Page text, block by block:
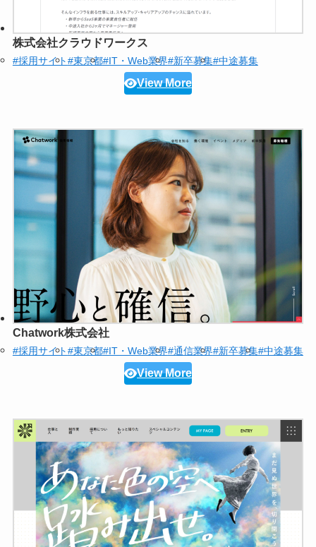
株式会社クラウドワークス
#採用サイト#東京都#IT・Web業界#新卒募集#中途募集
View More
Chatwork株式会社
#採用サイト#東京都#IT・Web業界#通信業界#新卒募集#中途募集
View More